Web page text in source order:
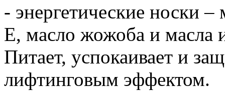
- энергетические носки
Е, масло жожоба и масла
Питает, успокаивает и
лифтинговым эффектом.